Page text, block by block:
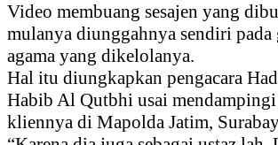
Video membuang sesajen yang
mulanya diunggahnya sendiri
agama yang dikelolanya.
Hal itu diungkapkan pengacara
Habib Al Qutbhi usai mendampingi
kliennya di Mapolda Jatim,